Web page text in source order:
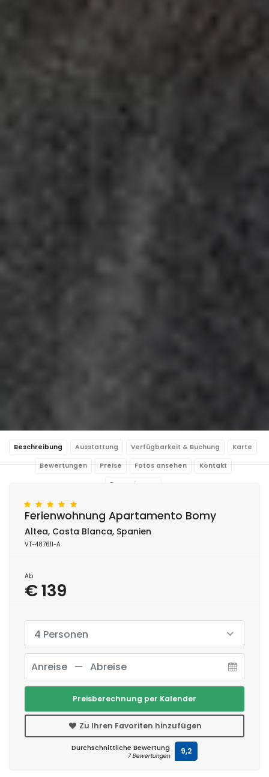
Beschreibung Ausstattung Verfügbarkeit & Buchung Karte
Bewertungen Preise Fotos ansehen Kontakt
Reservierung
Ferienwohnung Apartamento Bomy
Altea, Costa Blanca, Spanien
VT-487611-A
Ab
€ 139
4 Personen
Preisberechnung per Kalender
Zu Ihren Favoriten hinzufügen
Durchschnittliche Bewertung
7 Bewertungen 9,2